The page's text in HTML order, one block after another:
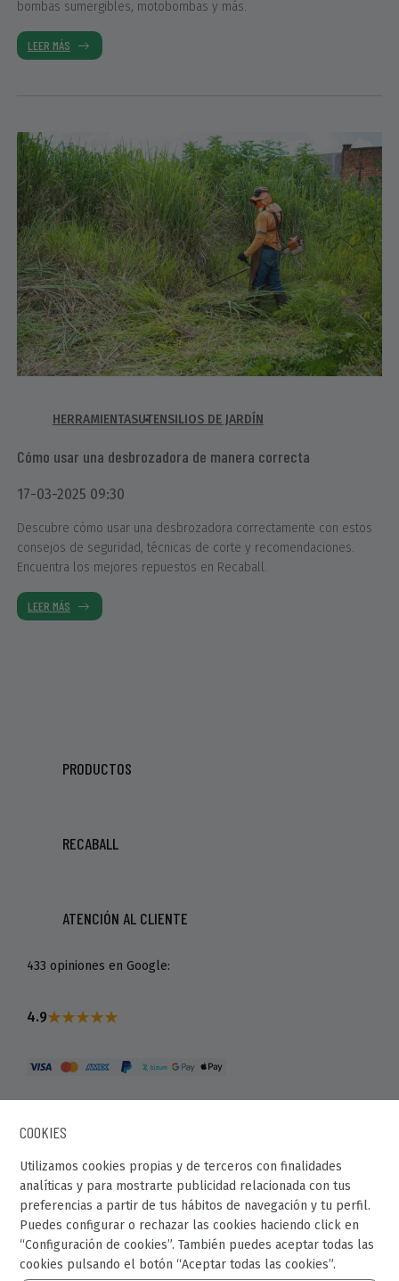
bombas sumergibles, motobombas y más.
LEER MÁS
HERRAMIENTASUTENSILIOS DE JARDÍN
Cómo usar una desbrozadora de manera correcta
17-03-2025 09:30
Descubre cómo usar una desbrozadora correctamente con estos
consejos de seguridad, técnicas de corte y recomendaciones.
Encuentra los mejores repuestos en Recaball.
LEER MÁS
PRODUCTOS
RECABALL
ATENCIÓN AL CLIENTE
433 opiniones en Google:
4.9
© Recaball 2022.
Calle Fragua, 20. Pol. Ind Los Rosales.
COOKIES
Utilizamos cookies propias y de terceros con finalidades
analíticas y para mostrarte publicidad relacionada con tus
preferencias a partir de tus hábitos de navegación y tu perfil.
Puedes configurar o rechazar las cookies haciendo click en
“Configuración de cookies”. También puedes aceptar todas las
cookies pulsando el botón “Aceptar todas las cookies”.